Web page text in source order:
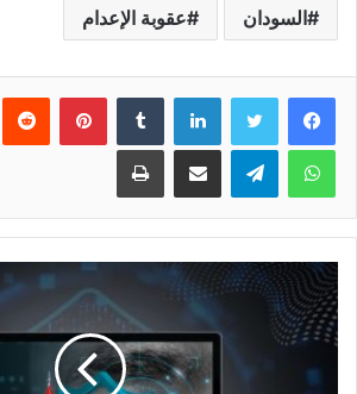
السودان عقوبة الإعدام
فيسبوك تويتر لينكدإن بينتيريست
واتساب تيلقرام مشاركة عبر البريد طباعة